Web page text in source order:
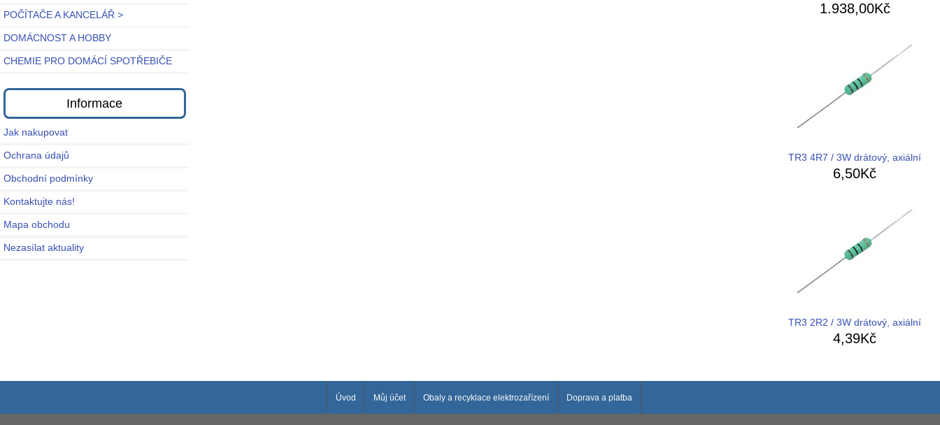
POČÍTAČE A KANCELÁŘ >
DOMÁCNOST A HOBBY
CHEMIE PRO DOMÁCÍ SPOTŘEBIČE
Informace
Jak nakupovat
Ochrana údajů
Obchodní podmínky
Kontaktujte nás!
Mapa obchodu
Nezasílat aktuality
1.938,00Kč
TR3 4R7 / 3W drátový, axiální
6,50Kč
TR3 2R2 / 3W drátový, axiální
4,39Kč
Úvod Můj účet Obaly a recyklace elektrozařízení Doprava a platba